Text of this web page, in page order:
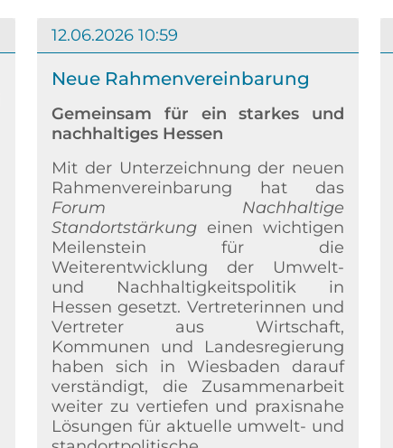
12.06.2026 10:59
Neue Rahmenvereinbarung
Gemeinsam für ein starkes und
nachhaltiges Hessen
Mit der Unterzeichnung der neuen
Rahmenvereinbarung hat das
Forum Nachhaltige
Standortstärkung einen wichtigen
Meilenstein für die
Weiterentwicklung der Umwelt-
und Nachhaltigkeitspolitik in
Hessen gesetzt. Vertreterinnen und
Vertreter aus Wirtschaft,
Kommunen und Landesregierung
haben sich in Wiesbaden darauf
verständigt, die Zusammenarbeit
weiter zu vertiefen und praxisnahe
Lösungen für aktuelle umwelt- und